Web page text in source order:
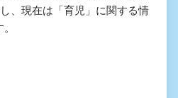
、現在は「育児」に関する情